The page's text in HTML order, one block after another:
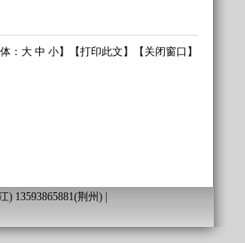
： 大 中 小】【打印此文 】【 关闭窗口 】
13593865881(荆州) |